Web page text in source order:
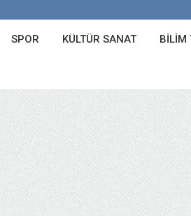
SPOR KÜLTÜR SANAT BILIM